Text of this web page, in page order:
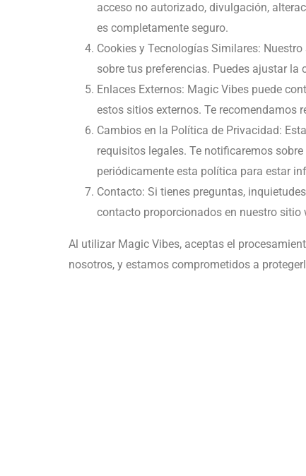
acceso no autorizado, divulgación,
es completamente seguro.
Cookies y Tecnologías Similares:
sobre tus preferencias. Puedes ajustar
Enlaces Externos: Magic Vibes puede
estos sitios externos. Te recomendamos
Cambios en la Política de Privacidad:
requisitos legales. Te notificaremos
periódicamente esta política para estar
Contacto: Si tienes preguntas,
contacto proporcionados en nuestro sitio
Al utilizar Magic Vibes, aceptas el
nosotros, y estamos comprometidos a